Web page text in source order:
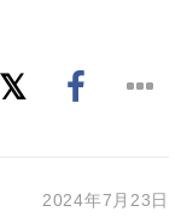
2024年7月23日